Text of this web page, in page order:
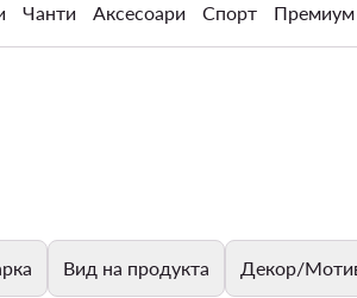
Чанти Аксесоари Спорт Премиум
Вид на продукта Декор/